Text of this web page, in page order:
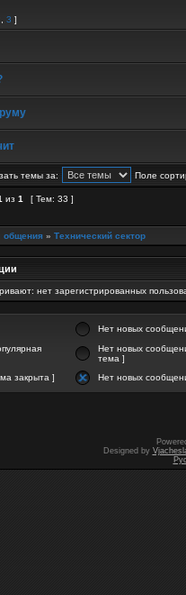
3 ]
темы за: Поле
из 1 [ Тем: 33 ]
» Технический сектор
нет зарегистрированных
Нет новых
Нет новых
тема ]
закрыта ]
Нет новых
Designed by